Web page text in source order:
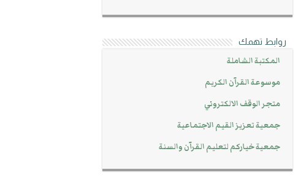
روابط تهمك
المكتبة الشاملة
موسوعة القرآن الكريم
متجر الوقف الالكتروني
جمعية تعزيز القيم الاجتماعية
جمعية خياركم لتعليم القرآن والسنة